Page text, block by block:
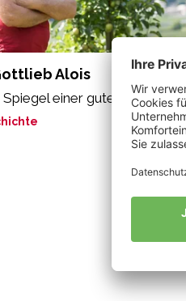
Alois
Spiegel einer guten Seele“